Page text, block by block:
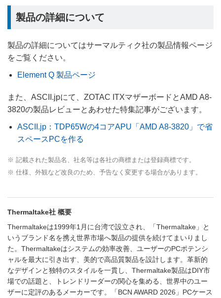
製品の詳細について
製品の詳細についてはサーマルティク社の製品情報ページ
をご覧ください。
Element Q 製品ページ
また、ASCII.jpにて、ZOTAC ITXマザーボードとAMD A8-
3820の製品レビューとあわせた特集記事がございます。
ASCII.jp：TDP65Wの4コアAPU「AMD A8-3820」で省
スペースPCを作る
※ 記載された製品名、社名等は各社の商標または登録商標です。
※ 仕様、外観など改良のため、予告なく変更する場合があります。
Thermaltake社 概要
Thermaltakeは1999年1月に台湾で設立され、「Thermaltake」と
いうブランド名を携え世界市場へ製品の提供を続けてまいりまし
た。Thermaltakeはシステムの効率改善、ユーザーのPCポテンシ
ャルを最大に引き出す、美的で高品質製品を設計します。革新的
なデザインと独特のスタイルを一貫し、Thermaltake製品はDIY市
場での話題と、トレンドリーダーの関心を集める、世界中のユー
ザーに定評のあるメーカーです。「BCN AWARD 2026」PCケース